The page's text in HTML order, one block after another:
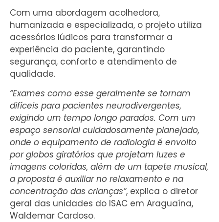
Com uma abordagem acolhedora,
humanizada e especializada, o projeto utiliza
acessórios lúdicos para transformar a
experiência do paciente, garantindo
segurança, conforto e atendimento de
qualidade.
“Exames como esse geralmente se tornam
difíceis para pacientes neurodivergentes,
exigindo um tempo longo parados. Com um
espaço sensorial cuidadosamente planejado,
onde o equipamento de radiologia é envolto
por globos giratórios que projetam luzes e
imagens coloridas, além de um tapete musical,
a proposta é auxiliar no relaxamento e na
concentração das crianças”, explica o diretor
geral das unidades do ISAC em Araguaína,
Waldemar Cardoso.